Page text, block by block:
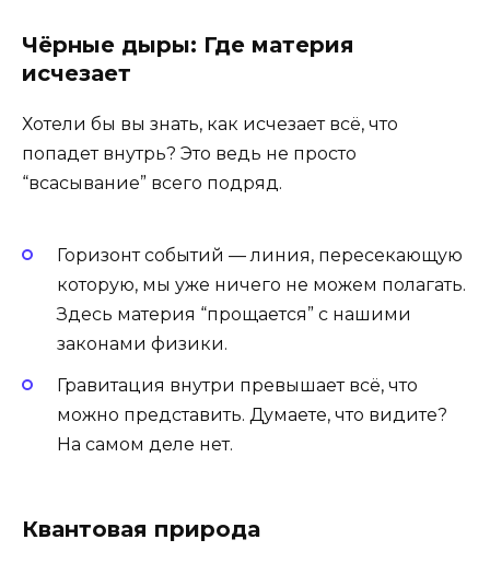
Чёрные дыры: Где материя
исчезает
Хотели бы вы знать, как исчезает всё, что
попадет внутрь? Это ведь не просто
“всасывание” всего подряд.
Горизонт событий — линия, пересекающую
которую, мы уже ничего не можем полагать.
Здесь материя “прощается” с нашими
законами физики.
Гравитация внутри превышает всё, что
можно представить. Думаете, что видите?
На самом деле нет.
Квантовая природа